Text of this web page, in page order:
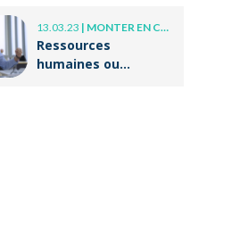
ses écrits
professionnels ?
13.03.23 | MONTER EN COMPÉTENCE
Ressources
humaines ou